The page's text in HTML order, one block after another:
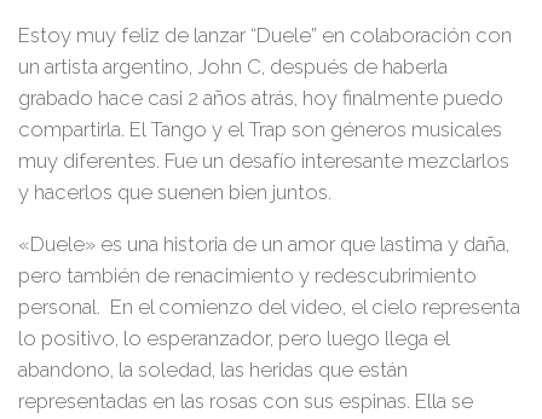
Estoy muy feliz de lanzar “Duele” en colaboración con
un artista argentino, John C, después de haberla
grabado hace casi 2 años atrás, hoy finalmente puedo
compartirla. El Tango y el Trap son géneros musicales
muy diferentes. Fue un desafío interesante mezclarlos
y hacerlos que suenen bien juntos.
«Duele» es una historia de un amor que lastima y daña,
pero también de renacimiento y redescubrimiento
personal. En el comienzo del video, el cielo representa
lo positivo, lo esperanzador, pero luego llega el
abandono, la soledad, las heridas que están
representadas en las rosas con sus espinas. Ella se